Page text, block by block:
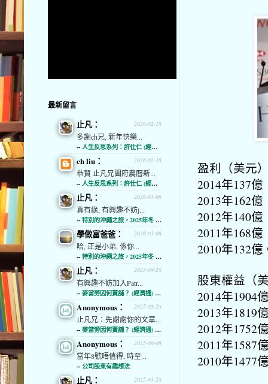
盈利（美元
2014年137億
2013年162億
2012年140億
2011年168億
2010年132億
股東權益（
2014年1904
2013年1819
2012年1752
2011年1587
2010年1477
最新留言
2026-02-16
止凡：
多謝ch兄, 新年快樂...
-- 人生反思系列：許仕仁 (經濟通)
2026-02-16
ch liu：
恭賀 止凡兄闔府農曆新...
-- 人生反思系列：許仕仁 (經濟通)
2026-01-06
止凡：
真有緣, 有興趣不妨j...
-- 特別的沖繩之旅，2025年冬 (經濟通)
2026-01-06
學做富爸爸：
哈, 正是小弟, 係你...
-- 特別的沖繩之旅，2025年冬 (經濟通)
2025-08-28
止凡：
有興趣不妨加入Patr...
-- 麥當勞因何賣舖？ (經濟通) (略)
2025-08-28
Anonymous：
止凡兄：先謝謝你的文章...
-- 麥當勞因何賣舖？ (經濟通) (略)
2025-08-06
Anonymous：
當年8號唔值得, 時至...
-- 公司股東有趣想法
2025-01-28
止凡：